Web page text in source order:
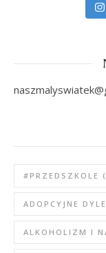
#PRZEDSZKOLE
ADOPCYJNE
ALKOHOLIZM I